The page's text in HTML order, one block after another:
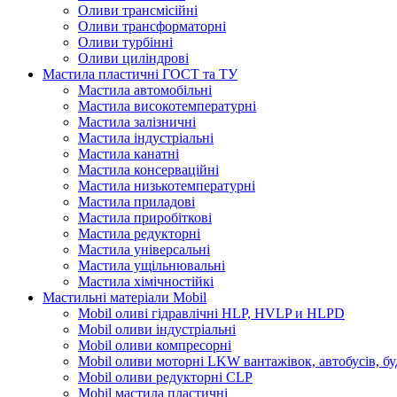
Оливи трансмісійні
Оливи трансформаторні
Оливи турбінні
Оливи циліндрові
Мастила пластичні ГОСТ та ТУ
Мастила автомобільні
Мастила високотемпературні
Мастила залізничні
Мастила індустріальні
Мастила канатні
Мастила консерваційні
Мастила низькотемпературні
Мастила приладові
Мастила приробіткові
Мастила редукторні
Мастила універсальні
Мастила ущільнювальні
Мастила хімічностійкі
Мастильні матеріали Mobil
Mobil оливі гідравлічні HLP, HVLP и HLPD
Mobil оливи індустріальні
Mobil оливи компресорні
Mobil оливи моторні LKW вантажівок, автобусів,
Mobil оливи редукторні CLP
Mobil мастила пластичні